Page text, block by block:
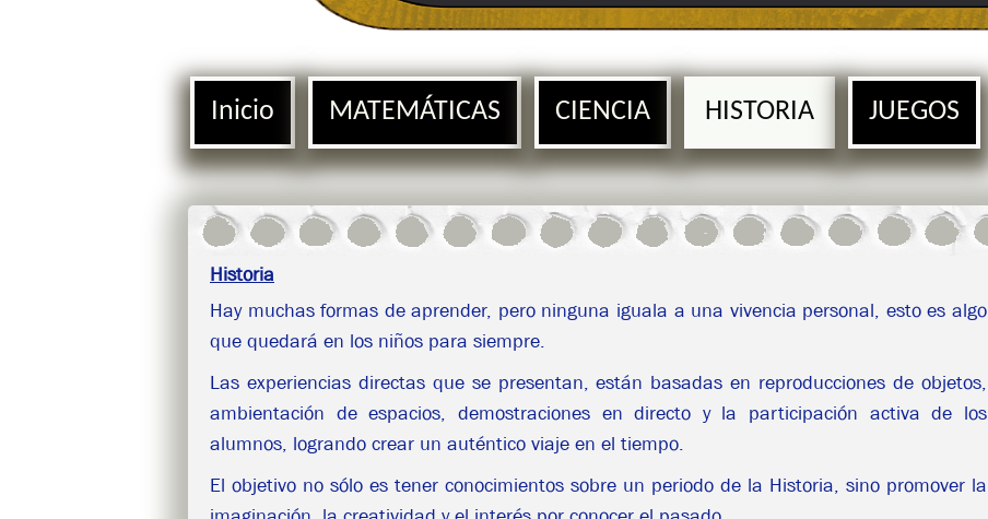
Inicio MATEMÁTICAS CIENCIA HISTORIA JUEGOS
Historia
Hay muchas formas de aprender, pero ninguna iguala a una vivencia personal, esto es algo
que quedará en los niños para siempre.
Las experiencias directas que se presentan, están basadas en reproducciones de objetos,
ambientación de espacios, demostraciones en directo y la participación activa de los
alumnos, logrando crear un auténtico viaje en el tiempo.
El objetivo no sólo es tener conocimientos sobre un periodo de la Historia, sino promover la